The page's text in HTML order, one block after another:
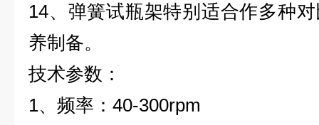
14、弹簧试瓶架特别适合作多种
养制备。
技术参数：
1、频率：40-300rpm